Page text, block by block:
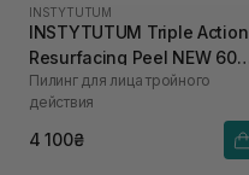
INSTYTUTUM
INSTYTUTUM Triple Action
Resurfacing Peel NEW 60
мл
Пилинг для лица тройного
действия
4 100₴